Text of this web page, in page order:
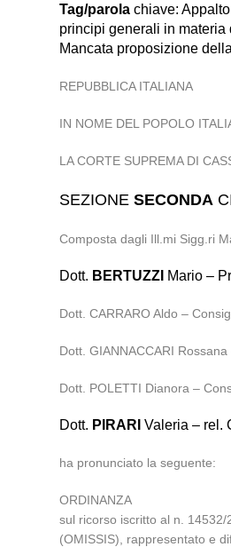
Tag/parola chiave:
principi generali in
Mancata proposizione
REPUBBLICA ITALIANA
IN NOME DEL POPOLO
LA CORTE SUPREMA DI
SEZIONESECONDA
Composta dagli Ill.mi Sigg.ri
Dott. BERTUZZI Mario –
Dott. CARRARO Aldo –
Dott. GIANNACCARI
Dott. POLETTI Dianora –
Dott. PIRARI Valeria – rel.
ha pronunciato la seguente:
ORDINANZA
sul ricorso iscritto al n.
(OMISSIS), rappresentato e